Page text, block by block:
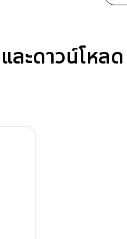
ละดาวน์โหลด